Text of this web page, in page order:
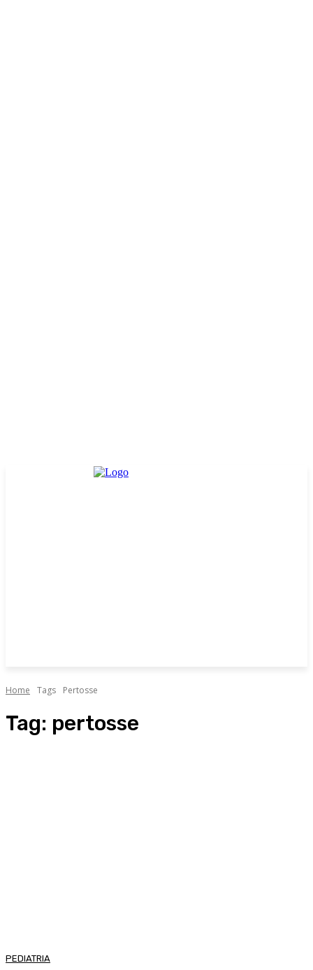
Home Tags Pertosse
Tag: pertosse
PEDIATRIA